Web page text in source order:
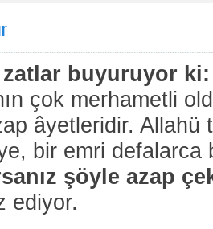
buyuruyor ki:
çok merhametli
âyetleridir. Allahü
bir emri
şöyle azap
ediyor.